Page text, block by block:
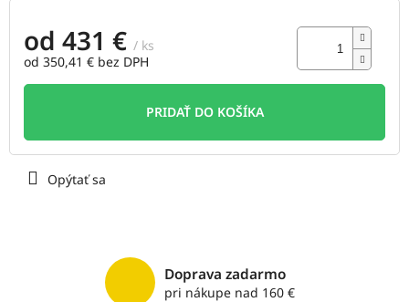
od 431 € / ks
od 350,41 € bez DPH
Jednotková
PRIDAŤ DO KOŠÍKA
Opýtať sa
Doprava zadarmo
pri nákupe nad 160 €